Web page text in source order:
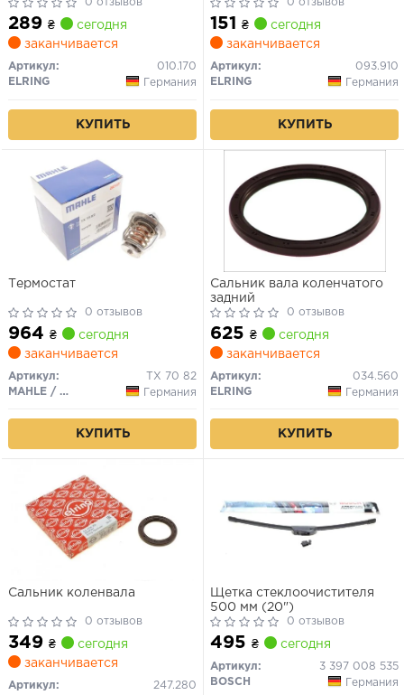
16V ТАГАЗ
G4JP(Sirius)/MITSUBISHI
4G63 выпускного
0 отзывов
289 ₴
сегодня
заканчивается
Артикул:
010.170
ELRING
Германия
КУПИТЬ
0 отзывов
151 ₴
сегодня
заканчивается
Артикул:
093.910
ELRING
Германия
КУПИТЬ
Термостат
0 отзывов
964 ₴
сегодня
заканчивается
Артикул:
TX 70 82
MAHLE / KNECHT
Германия
КУПИТЬ
Сальник вала коленчатого
задний
0 отзывов
625 ₴
сегодня
заканчивается
Артикул:
034.560
ELRING
Германия
КУПИТЬ
Сальник коленвала
0 отзывов
349 ₴
сегодня
заканчивается
Артикул:
247.280
Щетка стеклоочистителя
500 мм (20")
0 отзывов
495 ₴ сегодня
Артикул:
3 397 008 535
BOSCH
Германия